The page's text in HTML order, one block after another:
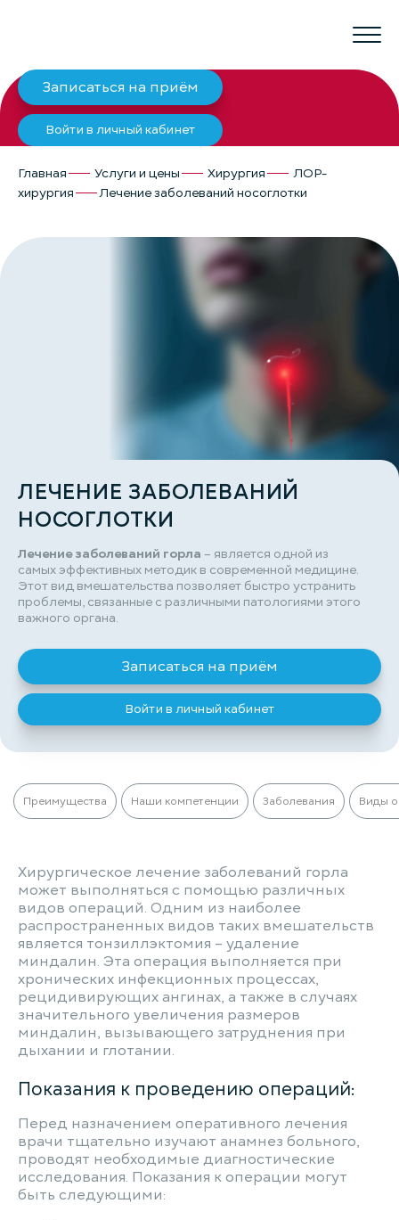
Записаться на приём
Войти в личный кабинет
Главная Услуги и цены Хирургия
ЛОР-
хирургия
Лечение заболеваний носоглотки
ЛЕЧЕНИЕ ЗАБОЛЕВАНИЙ
НОСОГЛОТКИ
Лечение заболеваний горла – является одной из
самых эффективных методик в современной медицине.
Этот вид вмешательства позволяет быстро устранить
проблемы, связанные с различными патологиями этого
важного органа.
Записаться на приём
Войти в личный кабинет
Преимущества Наши компетенции Заболевания Виды
Хирургическое лечение заболеваний горла
может выполняться с помощью различных
видов операций. Одним из наиболее
распространенных видов таких вмешательств
является тонзиллэктомия – удаление
миндалин. Эта операция выполняется при
хронических инфекционных процессах,
рецидивирующих ангинах, а также в случаях
значительного увеличения размеров
миндалин, вызывающего затруднения при
дыхании и глотании.
Показания к проведению операций:
Перед назначением оперативного лечения
врачи тщательно изучают анамнез больного,
проводят необходимые диагностические
исследования. Показания к операции могут
быть следующими: